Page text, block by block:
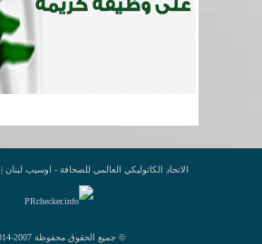
الاتحاد الكاثوليكي العالمي للصحافة - اوسيب لبنان |
© جميع الحقوق محفوظة 2007-2014